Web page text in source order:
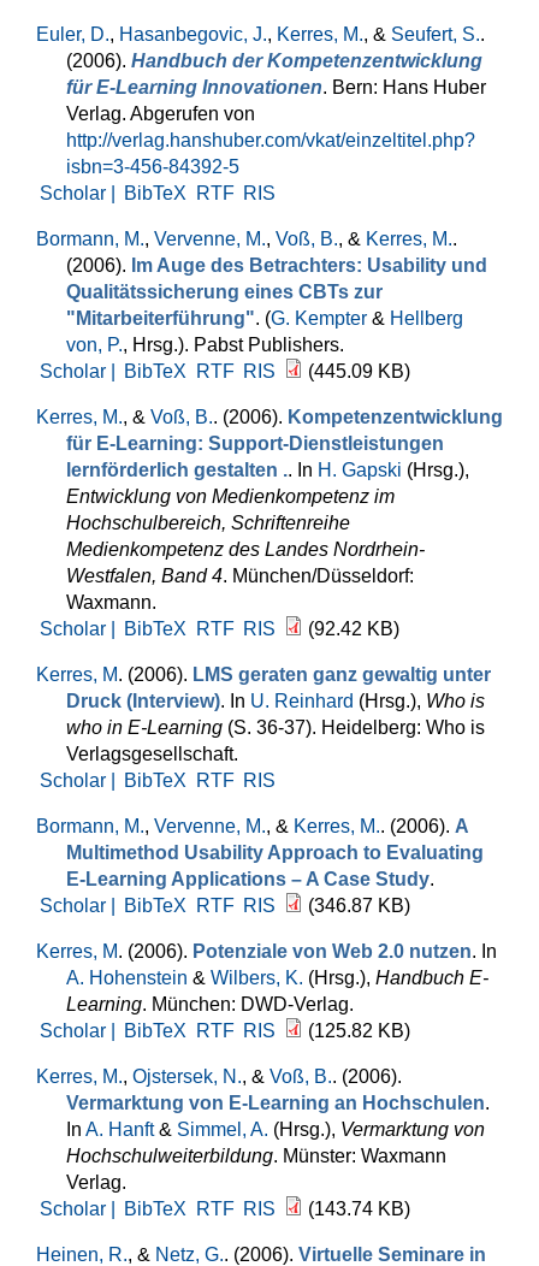
Euler, D., Hasanbegovic, J., Kerres, M., & Seufert, S..
(2006). Handbuch der Kompetenzentwicklung
für E-Learning Innovationen. Bern: Hans Huber
Verlag. Abgerufen von
http://verlag.hanshuber.com/vkat/einzeltitel.php?
isbn=3-456-84392-5
Scholar |
BibTeX RTF RIS
Bormann, M., Vervenne, M., Voß, B., & Kerres, M..
(2006). Im Auge des Betrachters: Usability und
Qualitätssicherung eines CBTs zur
"Mitarbeiterführung". (G. Kempter & Hellberg
von, P., Hrsg.). Pabst Publishers.
Scholar |
BibTeX RTF RIS (445.09 KB)
Kerres, M., & Voß, B.. (2006). Kompetenzentwicklung
für E-Learning: Support-Dienstleistungen
lernförderlich gestalten .. In H. Gapski (Hrsg.),
Entwicklung von Medienkompetenz im
Hochschulbereich, Schriftenreihe
Medienkompetenz des Landes Nordrhein-
Westfalen, Band 4. München/Düsseldorf:
Waxmann.
Scholar |
BibTeX RTF RIS (92.42 KB)
Kerres, M. (2006). LMS geraten ganz gewaltig unter
Druck (Interview). In U. Reinhard (Hrsg.), Who is
who in E-Learning (S. 36-37). Heidelberg: Who is
Verlagsgesellschaft.
Scholar |
BibTeX RTF RIS
Bormann, M., Vervenne, M., & Kerres, M.. (2006). A
Multimethod Usability Approach to Evaluating
E-Learning Applications – A Case Study.
Scholar |
BibTeX RTF RIS (346.87 KB)
Kerres, M. (2006). Potenziale von Web 2.0 nutzen. In
A. Hohenstein & Wilbers, K. (Hrsg.), Handbuch E-
Learning. München: DWD-Verlag.
Scholar |
BibTeX RTF RIS (125.82 KB)
Kerres, M., Ojstersek, N., & Voß, B.. (2006).
Vermarktung von E-Learning an Hochschulen.
In A. Hanft& Simmel, A. (Hrsg.), Vermarktung von
Hochschulweiterbildung. Münster: Waxmann
Verlag.
Scholar |
BibTeX RTF RIS (143.74 KB)
Heinen, R., & Netz, G.. (2006). Virtuelle Seminare in